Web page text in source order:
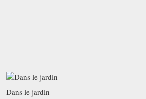
Dans le jardin